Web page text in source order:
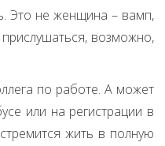
Это не женщина – вамп,
возможно,
по работе. А может
или на регистрации в
жить в полную